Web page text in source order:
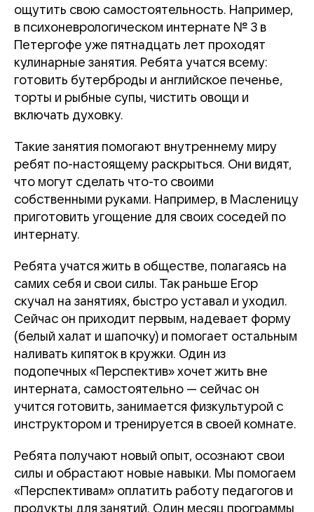
ощутить свою самостоятельность. Например,
в психоневрологическом интернате № 3 в
Петергофе уже пятнадцать лет проходят
кулинарные занятия. Ребята учатся всему:
готовить бутерброды и английское печенье,
торты и рыбные супы, чистить овощи и
включать духовку.
Такие занятия помогают внутреннему миру
ребят по-настоящему раскрыться. Они видят,
что могут сделать что-то своими
собственными руками. Например, в Масленицу
приготовить угощение для своих соседей по
интернату.
Ребята учатся жить в обществе, полагаясь на
самих себя и свои силы. Так раньше Егор
скучал на занятиях, быстро уставал и уходил.
Сейчас он приходит первым, надевает форму
(белый халат и шапочку) и помогает остальным
наливать кипяток в кружки. Один из
подопечных «Перспектив» хочет жить вне
интерната, самостоятельно — сейчас он
учится готовить, занимается физкультурой с
инструктором и тренируется в своей комнате.
Ребята получают новый опыт, осознают свои
силы и обрастают новые навыки. Мы помогаем
«Перспективам» оплатить работу педагогов и
продукты для занятий. Один месяц программы